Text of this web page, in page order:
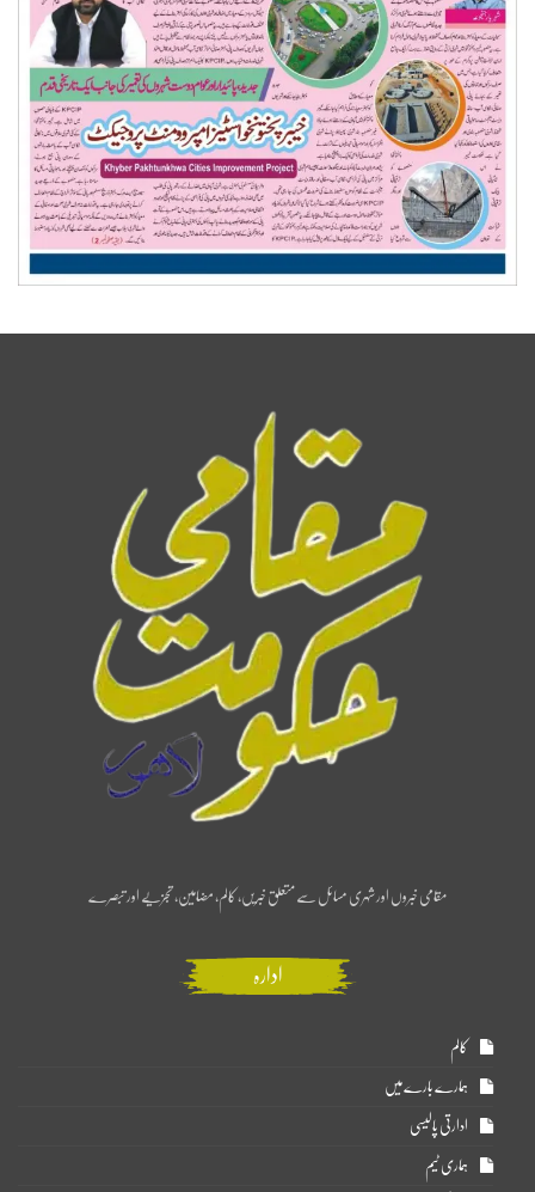
مقامی خبروں اور شہری مسائل سے متعلق خبریں، کالم، مضامین، تجزیے اور تبصرے
ادارہ
کالم
ہمارے بارے میں
ادارتی پالیسی
ہماری ٹیم